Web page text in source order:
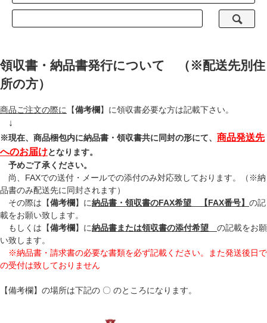
領収書・納品書発行について （※配送先別住
所の方）
商品ご注文の際に 【備考欄】に領収書必要な方は記載下さい。
↓
※現在、商品梱包内に納品書・領収書共に同封の形にて、 商品発送先
へのお届けとなります。
予めご了承ください。
尚、FAXでの送付・メールでの添付のみ対応致しております。（※納
品書のみ配送先に同封されます）
その際は【備考欄】に納品書・領収書のFAX希望 【FAX番号】 の記
載をお願い致します。
もしくは【備考欄】に納品書または領収書の添付希望 の記載をお願
い致します。
※納品書・請求書の必要な書類を必ず記載ください。また発送後日で
の受付は致しておりません
【備考欄】の場所は下記の 〇 のところになります。